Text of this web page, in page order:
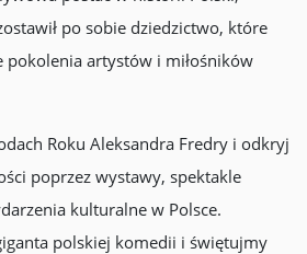
po sobie dziedzictwo, które
pokolenia artystów i miłośników
Roku Aleksandra Fredry i odkryj
poprzez wystawy, spektakle
kulturalne w Polsce.
polskiej komedii i świętujmy